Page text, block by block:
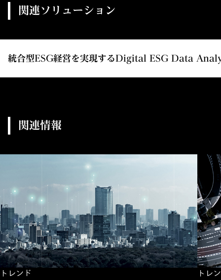
関連ソリューション
統合型ESG経営を実現するDigital ESG Data
関連情報
トレンド トレ